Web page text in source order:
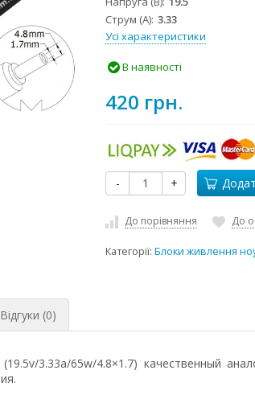
Струм (А) 3.33
Усі характеристики
В наявності
420 грн.
- +
До порівняння До
Категорії:Блоки живлення
Відгуки (0)
3.33a/65w/4.8×1.7) качественный